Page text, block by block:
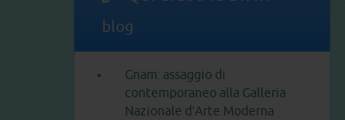
blog
Gnam: assaggio di
contemporaneo alla Galleria
Nazionale d’Arte Moderna